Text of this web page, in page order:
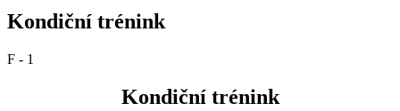
Kondiční trénink
F - 1
Kondiční trénink